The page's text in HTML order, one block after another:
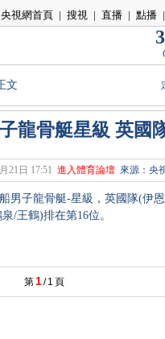
央視網首頁 | 搜視 | 直播 | 點播 |
文
龍骨艇星級 英國
21日 17:51 進入體育論壇 來源：央
子龍骨艇-星級，英國隊(伊恩
/王鶴)排在第16位。
第 1/ 1 頁